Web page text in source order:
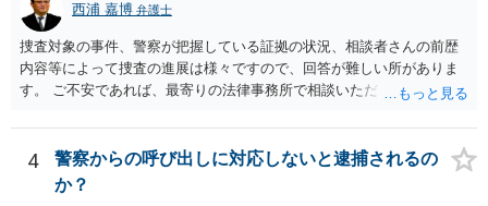
西浦 嘉博 弁護士
捜査対象の事件、警察が把握している証拠の状況、相談者さんの前歴
内容等によって捜査の進展は様々ですので、回答が難しい所がありま
す。 ご不安であれば、最寄りの法律事務所で相談いただくことも検討
4
警察からの呼び出しに対応しないと逮捕されるの
か？